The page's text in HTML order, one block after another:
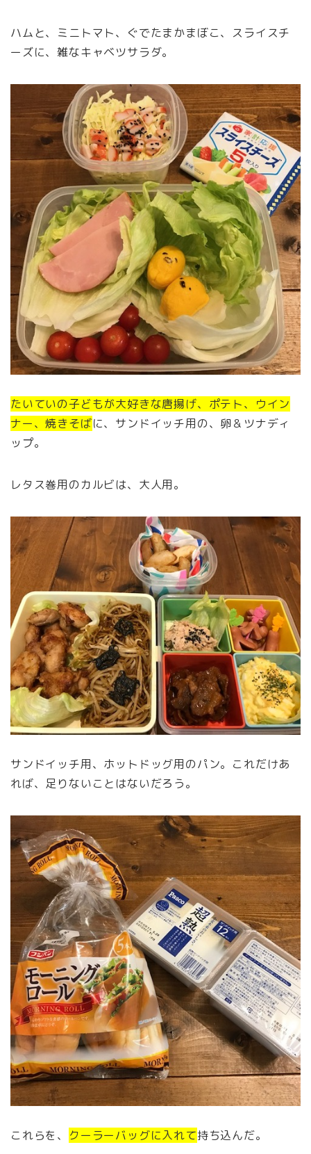
ハムと、ミニトマト、ぐでたまかまぼこ、スライスチ
ーズに、雑なキャベツサラダ。
たいていの子どもが大好きな唐揚げ、ポテト、ウイン
ナー、焼きそばに、サンドイッチ用の、卵＆ツナディ
ップ。
レタス巻用のカルビは、大人用。
サンドイッチ用、ホットドッグ用のパン。これだけあ
れば、足りないことはないだろう。
これらを、 クーラーバッグに入れて持ち込んだ。